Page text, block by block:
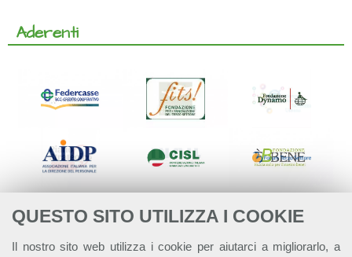
QUESTO SITO UTILIZZA I COOKIE
Il nostro sito web utilizza i cookie per aiutarci a migliorarlo, a
Aderenti